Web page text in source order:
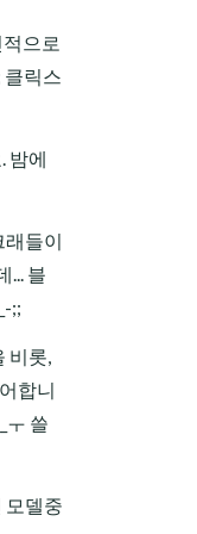
으로
클릭스
밤에
래들이
... 블
;;
비롯,
합니
ㅜ 쓸
모델중